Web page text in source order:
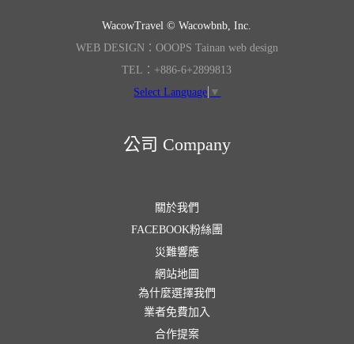
WacowTravel © Wacowbnb, Inc.
WEB DESIGN：OOOPS Tainan web design
TEL：+886-6+2899813
Select Language ▼
公司 Company
關於我們
FACEBOOK粉絲團
災難響應
網站地圖
為什麼選擇我們
業者免費加入
合作提案